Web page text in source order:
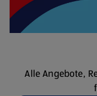
Alle Angebote,